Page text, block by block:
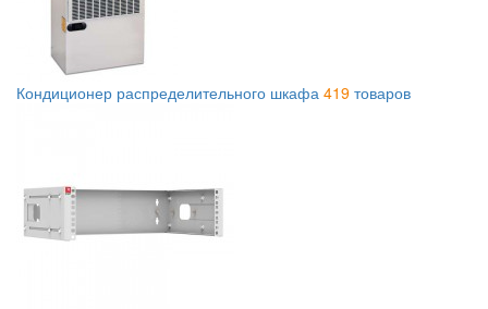
Кондиционер распределительного шкафа 419 товаров